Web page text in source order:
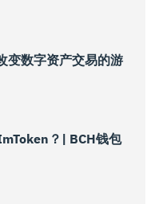
变数字资产交易的游
？| BCH钱包